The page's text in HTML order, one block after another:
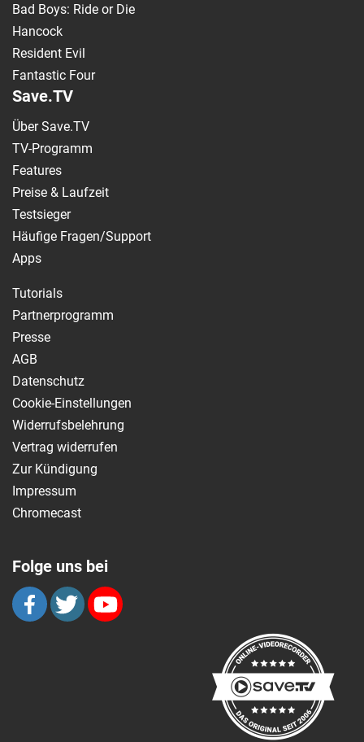
Bad Boys: Ride or Die
Hancock
Resident Evil
Fantastic Four
Save.TV
Über Save.TV
TV-Programm
Features
Preise & Laufzeit
Testsieger
Häufige Fragen/Support
Apps
Tutorials
Partnerprogramm
Presse
AGB
Datenschutz
Cookie-Einstellungen
Widerrufsbelehrung
Vertrag widerrufen
Zur Kündigung
Impressum
Chromecast
Folge uns bei